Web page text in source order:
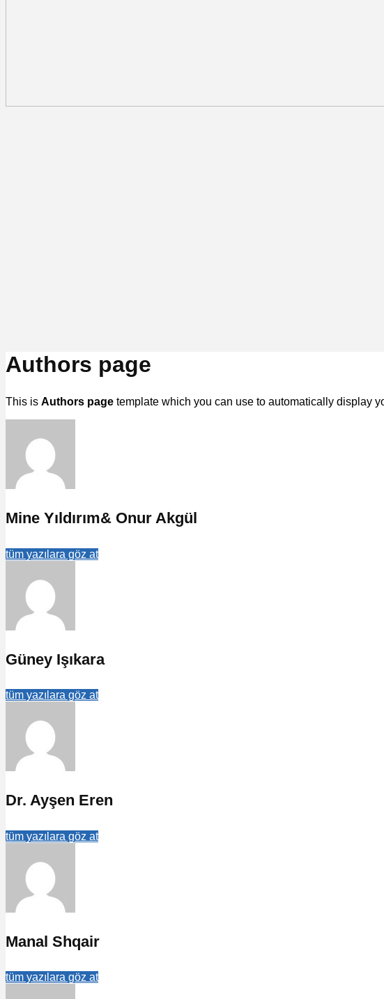
Authors page
This is Authors page template which you can use to automatically display
Mine Yıldırım& Onur Akgül
tüm yazılara göz at
Güney Işıkara
tüm yazılara göz at
Dr. Ayşen Eren
tüm yazılara göz at
Manal Shqair
tüm yazılara göz at